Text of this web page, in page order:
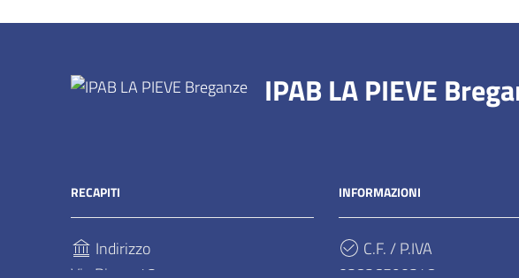
IPAB LA PIEVE
RECAPITI
Indirizzo
INFORMAZIONI
C.F. / P.IVA